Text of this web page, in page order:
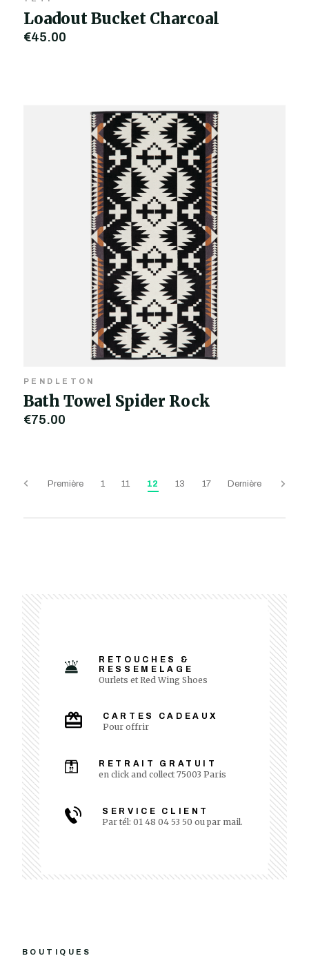
Loadout Bucket Charcoal
€45,00
PENDLETON
Bath Towel Spider Rock
€75,00
Première 1 11 12 13 17 Dernière
RETOUCHES &
RESSEMELAGE
Ourlets et Red Wing Shoes
CARTES CADEAUX
Pour offrir
RETRAIT GRATUIT
en click and collect 75003 Paris
SERVICE CLIENT
Par tél: 01 48 04 53 50 ou par mail.
BOUTIQUES